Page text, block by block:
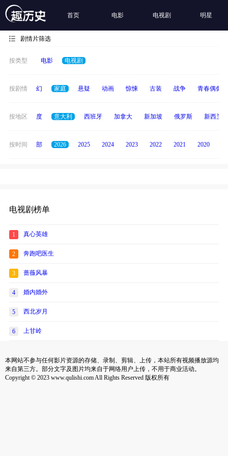
首页 电影 电视剧 明星
剧情片筛选
按类型 电影 电视剧
按剧情
经典 科幻 家庭 悬疑 动画 惊悚 古装 战争 青春偶像
按地区
泰国 印度 意大利 西班牙 加拿大 新加坡 俄罗斯 新西兰
按时间 全部 2026 2025 2024 2023 2022 2021 2020
电视剧榜单
1 真心英雄
2 奔跑吧医生
3 蔷薇风暴
4 婚内婚外
5 西北岁月
6 上甘岭
本网站不参与任何影片资源的存储、录制、剪辑、上传，本站所有视频播放源均
来自第三方。部分文字及图片均来自于网络用户上传，不用于商业活动。
Copyright © 2023 www.qulishi.com All Rights Reserved 版权所有